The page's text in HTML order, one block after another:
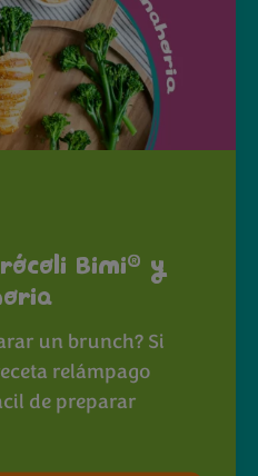
Bimi® y
un brunch? Si
relámpago
de preparar